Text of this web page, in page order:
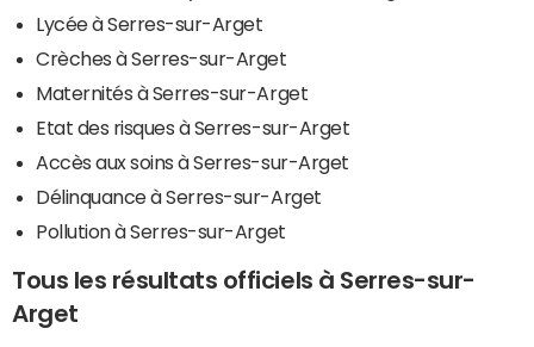
Lycée à Serres-sur-Arget
Crèches à Serres-sur-Arget
Maternités à Serres-sur-Arget
Etat des risques à Serres-sur-Arget
Accès aux soins à Serres-sur-Arget
Délinquance à Serres-sur-Arget
Pollution à Serres-sur-Arget
Tous les résultats officiels à Serres-sur-
Arget